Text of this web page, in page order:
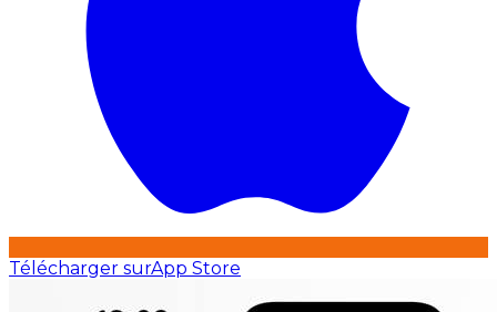
Télécharger surApp Store